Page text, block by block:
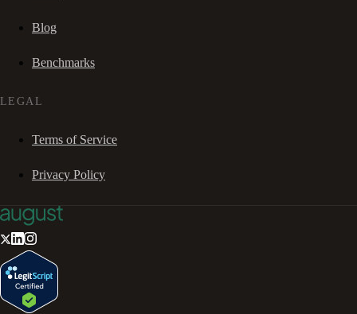
Blog
Benchmarks
LEGAL
Terms of Service
Privacy Policy